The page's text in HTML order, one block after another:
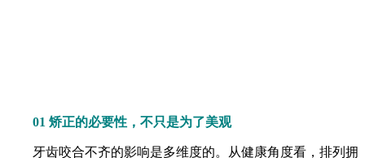
01 矫正的必要性，不只是为了美观
牙齿咬合不齐的影响是多维度的。从健康角度看，排列拥